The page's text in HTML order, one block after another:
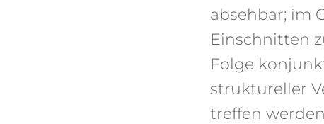
absehbar; im
Einschnitten
Folge
struktureller
treffen